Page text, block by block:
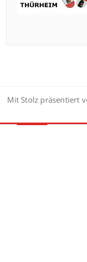
Mit Stolz präsentiert